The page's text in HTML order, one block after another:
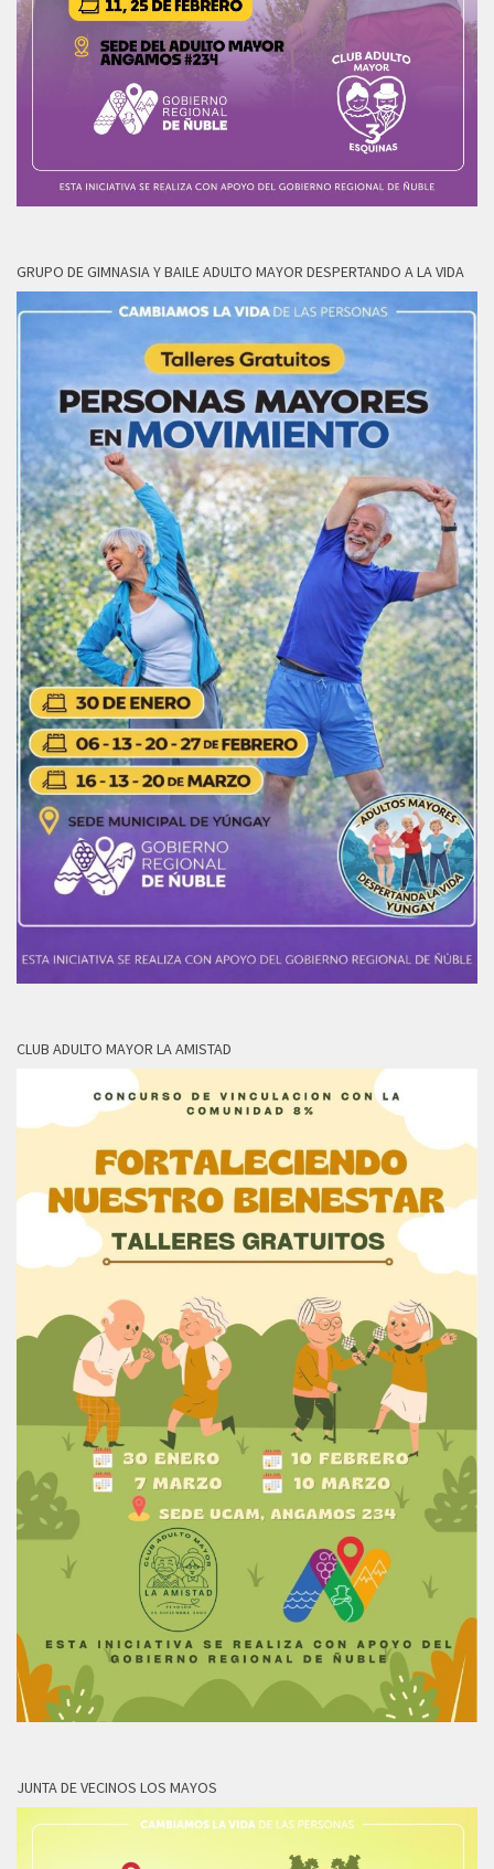
GRUPO DE GIMNASIA Y BAILE ADULTO MAYOR DESPERTANDO A LA VIDA
CLUB ADULTO MAYOR LA AMISTAD
JUNTA DE VECINOS LOS MAYOS